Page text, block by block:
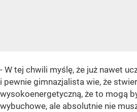
- W tej chwili myślę, że już nawet
i pewnie gimnazjalista wie, że
wysokoenergetyczną, że to mogą
wybuchowe, ale absolutnie nie